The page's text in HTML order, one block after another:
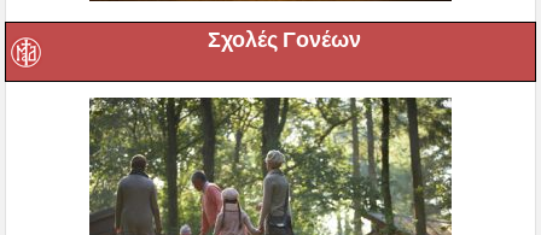
Σχολές Γονέων